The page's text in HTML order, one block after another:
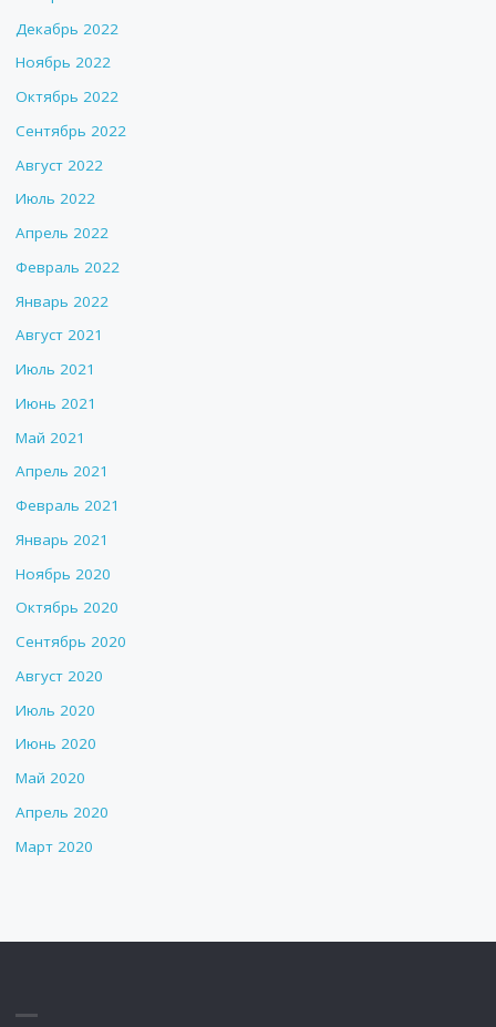
Декабрь 2022
Ноябрь 2022
Октябрь 2022
Сентябрь 2022
Август 2022
Июль 2022
Апрель 2022
Февраль 2022
Январь 2022
Август 2021
Июль 2021
Июнь 2021
Май 2021
Апрель 2021
Февраль 2021
Январь 2021
Ноябрь 2020
Октябрь 2020
Сентябрь 2020
Август 2020
Июль 2020
Июнь 2020
Май 2020
Апрель 2020
Март 2020